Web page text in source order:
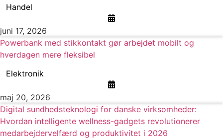
Handel
juni 17, 2026
Powerbank med stikkontakt gør arbejdet mobilt og
hverdagen mere fleksibel
Elektronik
maj 20, 2026
Digital sundhedsteknologi for danske virksomheder:
Hvordan intelligente wellness-gadgets revolutionerer
medarbejdervelfærd og produktivitet i 2026